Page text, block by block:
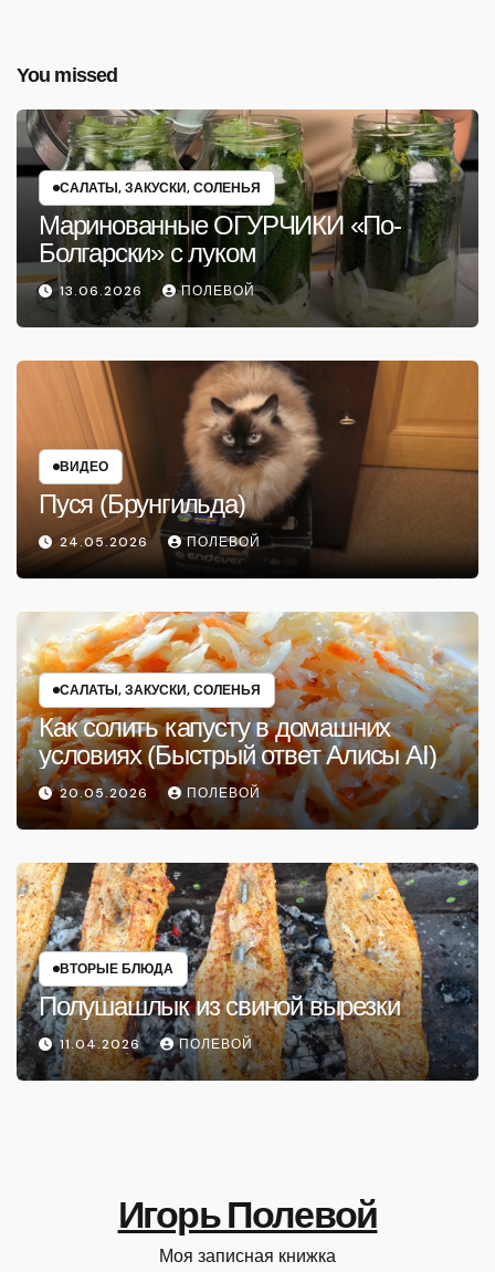
You missed
САЛАТЫ, ЗАКУСКИ, СОЛЕНЬЯ
Маринованные ОГУРЧИКИ «По-
Болгарски» с луком
13.06.2026 ПОЛЕВОЙ
ВИДЕО
Пуся (Брунгильда)
24.05.2026 ПОЛЕВОЙ
САЛАТЫ, ЗАКУСКИ, СОЛЕНЬЯ
Как солить капусту в домашних
условиях (Быстрый ответ Алисы AI)
20.05.2026 ПОЛЕВОЙ
ВТОРЫЕ БЛЮДА
Полушашлык из свиной вырезки
11.04.2026 ПОЛЕВОЙ
Игорь Полевой
Моя записная книжка